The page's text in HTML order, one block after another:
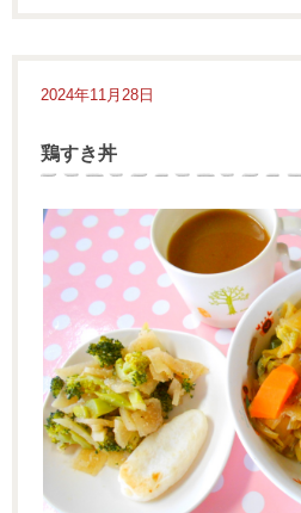
2024年11月28日
鶏すき丼